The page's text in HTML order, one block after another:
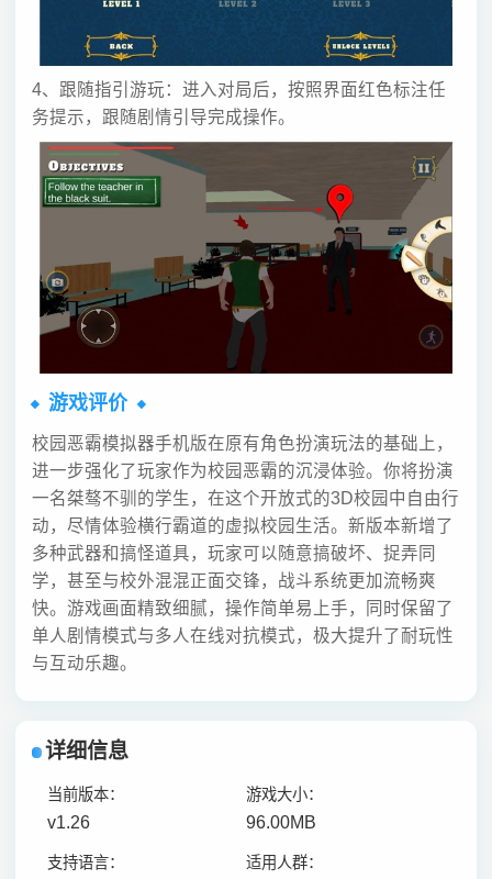
4、跟随指引游玩：进入对局后，按照界面红色标注任
务提示，跟随剧情引导完成操作。
游戏评价
校园恶霸模拟器手机版在原有角色扮演玩法的基础上，
进一步强化了玩家作为校园恶霸的沉浸体验。你将扮演
一名桀骜不驯的学生，在这个开放式的3D校园中自由行
动，尽情体验横行霸道的虚拟校园生活。新版本新增了
多种武器和搞怪道具，玩家可以随意搞破坏、捉弄同
学，甚至与校外混混正面交锋，战斗系统更加流畅爽
快。游戏画面精致细腻，操作简单易上手，同时保留了
单人剧情模式与多人在线对抗模式，极大提升了耐玩性
与互动乐趣。
详细信息
当前版本：
v1.26
游戏大小：
96.00MB
支持语言： 适用人群：